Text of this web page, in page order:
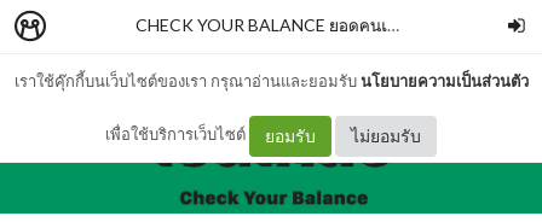
เราใช้คุ๊กกี้บนเว็บไซต์ของเรา กรุณาอ่านและยอมรับนโยบายความเป็นส่วนตัว
เพื่อใช้บริการเว็บไซต์ ยอมรับ ไม่ยอมรับ
CHECK YOUR BALANCE ยอดคนเงิน